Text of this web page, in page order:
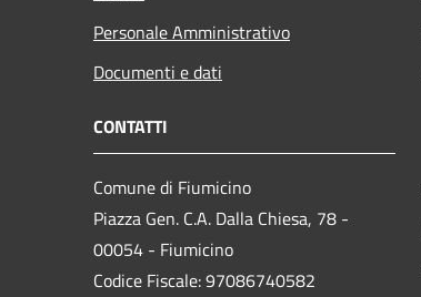
Personale Amministrativo
Documenti e dati
CONTATTI
Comune di Fiumicino
Piazza Gen. C.A. Dalla Chiesa, 78 -
00054 - Fiumicino
Codice Fiscale: 97086740582